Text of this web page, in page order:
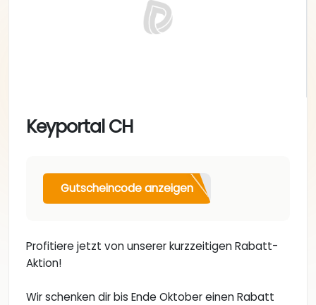
Keyportal CH
Gutscheincode anzeigen
Profitiere jetzt von unserer kurzzeitigen Rabatt-
Aktion!
Wir schenken dir bis Ende Oktober einen Rabatt